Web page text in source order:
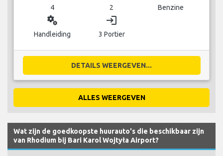
4 2 Benzine
miscellaneous_services
Handleiding
login
3 Portier
DETAILS WEERGEVEN...
ALLES WEERGEVEN
Wat zijn de goedkoopste huurauto's die beschikbaar zijn
van Rhodium bij Bari Karol Wojtyła Airport?